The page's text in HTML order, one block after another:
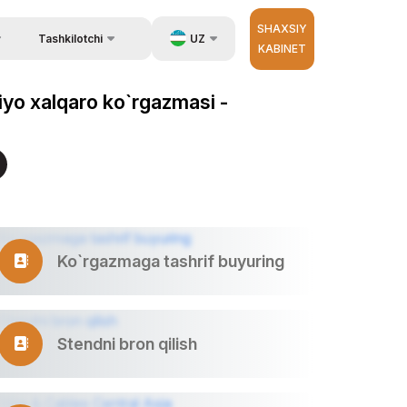
berish.
Tashkilotchi
Aloqa
UZ
RU
SHAXSIY
KABINET
xalqaro ko`rgazmasi -
Ko`rgazmaga tashrif buyuring
Stendni bron qilish